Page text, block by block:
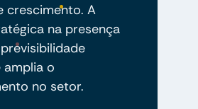
crescimento. A
na presença
o
no setor.